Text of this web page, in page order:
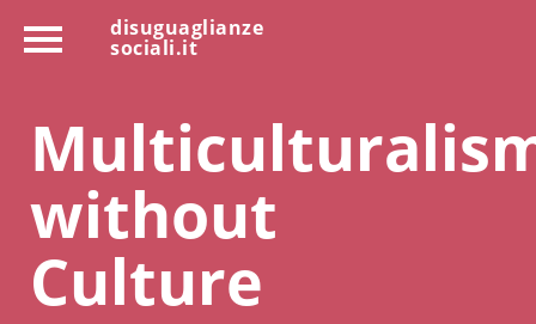
disuguaglianze
sociali.it
without
Culture